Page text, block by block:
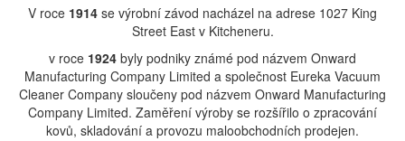
V roce 1914 se výrobní závod nacházel na adrese 1027 King
Street East v Kitcheneru.
v roce 1924 byly podniky známé pod názvem Onward
Manufacturing Company Limited a společnost Eureka Vacuum
Cleaner Company sloučeny pod názvem Onward Manufacturing
Company Limited. Zaměření výroby se rozšířilo o zpracování
kovů, skladování a provozu maloobchodních prodejen.